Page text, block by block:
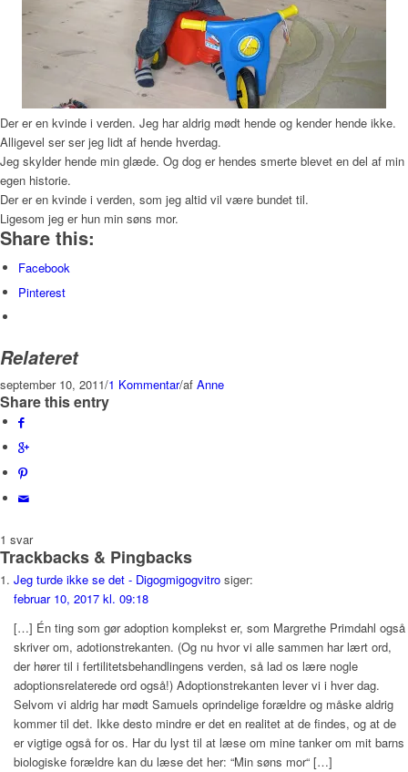
Der er en kvinde i verden. Jeg har aldrig mødt hende og kender hende ikke.
Alligevel ser ser jeg lidt af hende hverdag.
Jeg skylder hende min glæde. Og dog er hendes smerte blevet en del af min
egen historie.
Der er en kvinde i verden, som jeg altid vil være bundet til.
Ligesom jeg er hun min søns mor.
Share this:
Facebook
Pinterest
Relateret
september 10, 2011/1 Kommentar/af Anne
Share this entry
1 svar
Trackbacks & Pingbacks
Jeg turde ikke se det - Digogmigogvitro siger:
februar 10, 2017 kl. 09:18
[…] Én ting som gør adoption komplekst er, som Margrethe Primdahl også
skriver om, adotionstrekanten. (Og nu hvor vi alle sammen har lært ord,
der hører til i fertilitetsbehandlingens verden, så lad os lære nogle
adoptionsrelaterede ord også!) Adoptionstrekanten lever vi i hver dag.
Selvom vi aldrig har mødt Samuels oprindelige forældre og måske aldrig
kommer til det. Ikke desto mindre er det en realitet at de findes, og at de
er vigtige også for os. Har du lyst til at læse om mine tanker om mit barns
biologiske forældre kan du læse det her: “Min søns mor“ […]